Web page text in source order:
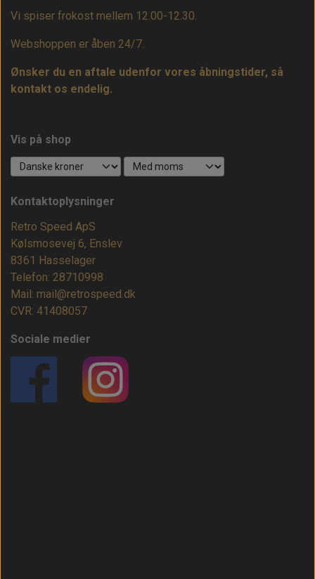
Vi spiser frokost mellem 12.00-12.30.
Webshoppen er åben 24/7.
Ønsker du en aftale udenfor vores åbningstider, så
kontakt os endelig.
Vis på shop
Kontaktoplysninger
Retro Speed ApS
Kølsmosevej 6, Enslev
8361 Hasselager
Telefon: 28710998
Mail: mail@retrospeed.dk
CVR: 41408057
Sociale medier